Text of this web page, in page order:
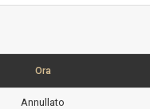
Ora
Annullato